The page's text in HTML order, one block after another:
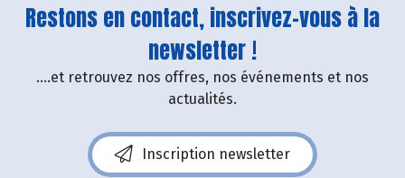
Restons en contact, inscrivez-vous à la
newsletter !
....et retrouvez nos offres, nos événements et nos
actualités.
Inscription newsletter